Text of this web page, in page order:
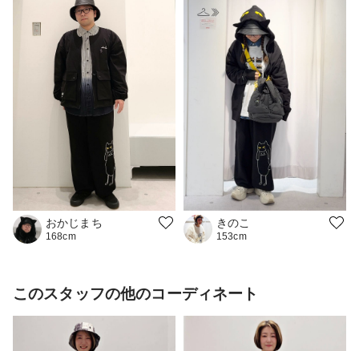
おかじまち
168cm
きのこ
153cm
このスタッフの他のコーディネート